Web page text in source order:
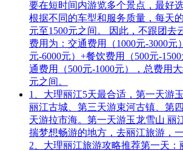
要在短时间内游览多个景点，最好
根据不同的车型和服务质量，每天
元至1500元之间。 因此，不跟团去
费用为：交通费用（1000元-3000元
元-6000元）+餐饮费用（500元-
通费用（500元-1000元），总费用
元之间。
1、大理丽江5天最合适，第一天游
丽江古城、第三天游束河古镇、第
天游拉市海。第一天游玉龙雪山 丽
揣梦想畅游的地方，去丽江旅游，
2、大理丽江旅游攻略推荐第一天：